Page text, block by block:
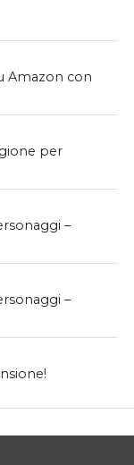
Amazon con
per
–
–